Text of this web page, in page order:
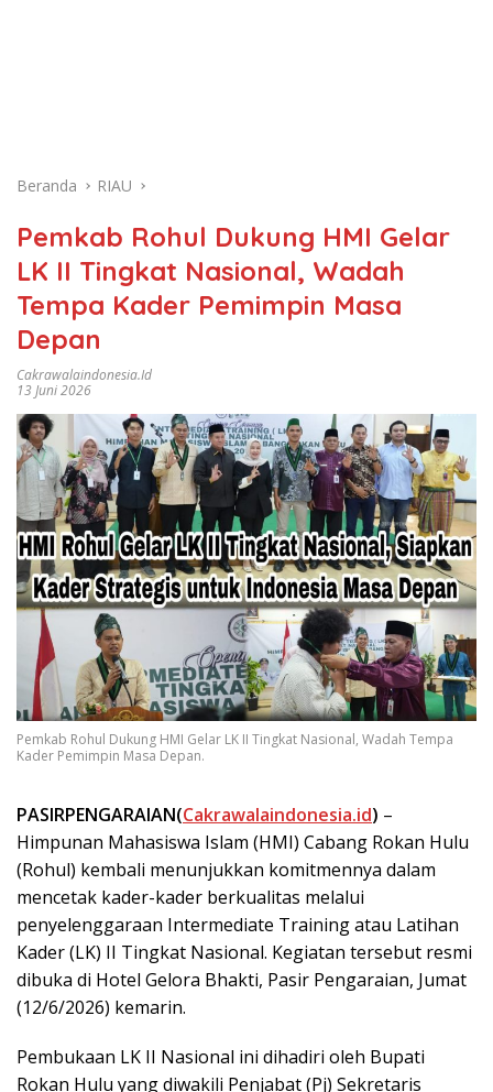
Beranda RIAU
Pemkab Rohul Dukung HMI Gelar
LK II Tingkat Nasional, Wadah
Tempa Kader Pemimpin Masa
Depan
Cakrawalaindonesia.id
13 Juni 2026
Pemkab Rohul Dukung HMI Gelar LK II Tingkat Nasional, Wadah Tempa
Kader Pemimpin Masa Depan.
PASIRPENGARAIAN(Cakrawalaindonesia.id) –
Himpunan Mahasiswa Islam (HMI) Cabang Rokan Hulu
(Rohul) kembali menunjukkan komitmennya dalam
mencetak kader-kader berkualitas melalui
penyelenggaraan Intermediate Training atau Latihan
Kader (LK) II Tingkat Nasional. Kegiatan tersebut resmi
dibuka di Hotel Gelora Bhakti, Pasir Pengaraian, Jumat
(12/6/2026) kemarin.
Pembukaan LK II Nasional ini dihadiri oleh Bupati
Rokan Hulu yang diwakili Penjabat (Pj) Sekretaris